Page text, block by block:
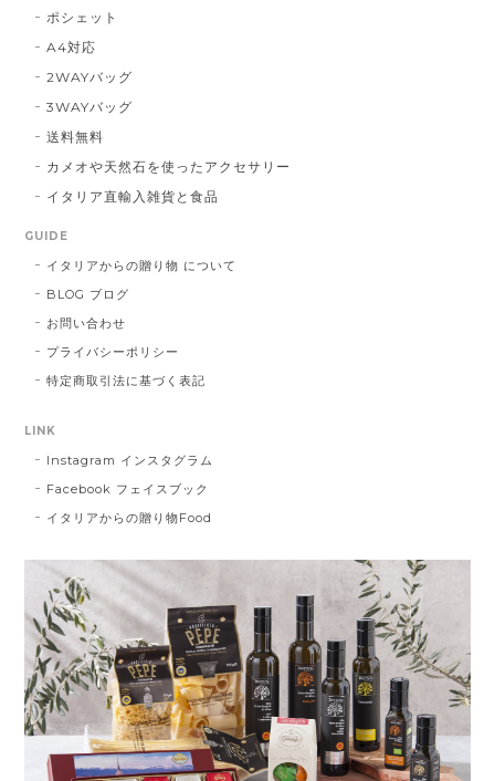
ポシェット
A4対応
2WAYバッグ
3WAYバッグ
送料無料
カメオや天然石を使ったアクセサリー
イタリア直輸入雑貨と食品
GUIDE
イタリアからの贈り物 について
BLOG ブログ
お問い合わせ
プライバシーポリシー
特定商取引法に基づく表記
LINK
Instagram インスタグラム
Facebook フェイスブック
イタリアからの贈り物Food